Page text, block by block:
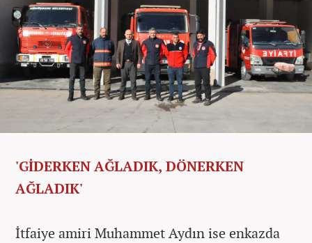
'GİDERKEN AĞLADIK, DÖNERKEN
AĞLADIK'
İtfaiye amiri Muhammet Aydın ise enkazda